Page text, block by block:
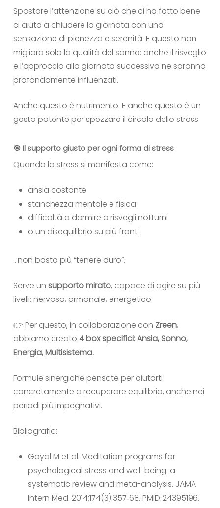
Spostare l’attenzione su ciò che ci ha fatto bene
ci aiuta a chiudere la giornata con una
sensazione di pienezza e serenità. E questo non
migliora solo la qualità del sonno: anche il risveglio
e l’approccio alla giornata successiva ne saranno
profondamente influenzati.
Anche questo è nutrimento. E anche questo è un
gesto potente per spezzare il circolo dello stress.
🎯 Il supporto giusto per ogni forma di stress
Quando lo stress si manifesta come:
ansia costante
stanchezza mentale e fisica
difficoltà a dormire o risvegli notturni
o un disequilibrio su più fronti
…non basta più “tenere duro”.
Serve un supporto mirato, capace di agire su più
livelli: nervoso, ormonale, energetico.
👉 Per questo, in collaborazione con Zreen,
abbiamo creato 4 box specifici: Ansia, Sonno,
Energia, Multisistema.
Formule sinergiche pensate per aiutarti
concretamente a recuperare equilibrio, anche nei
periodi più impegnativi.
Bibliografia:
Goyal M et al. Meditation programs for
psychological stress and well-being: a
systematic review and meta-analysis. JAMA
Intern Med. 2014;174(3):357‑68. PMID: 24395196.